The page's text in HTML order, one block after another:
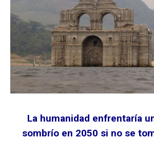
La humanidad enfrentaría
sombrío en 2050 si no se